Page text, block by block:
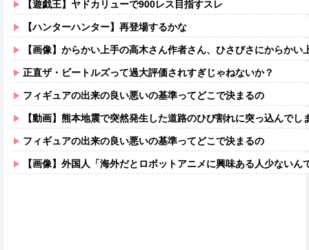
【遊戯王】ヤドカリューで900レス目指すスレ
【ハンターハンター】再登場するかな
【画像】からかい上手の高木さん作者さん、ひさびさにからかい上手の高木
正直ザ・ビートルズって過大評価されすぎじゃねないか？
フィギュアの出来の良い悪いの基準ってどこで決まるの
【動画】熊本地震で突然発生した道路のひび割れに突っ込んでし
フィギュアの出来の良い悪いの基準ってどこで決まるの
【画像】外国人「海外だとロボットアニメに興味ある人少ないん